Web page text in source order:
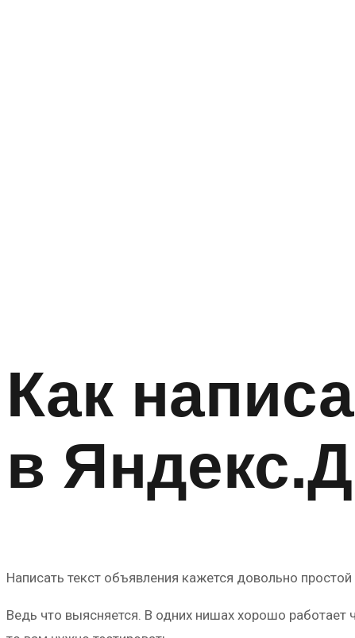
Как
в
Написать текст объявления кажется довольно
Ведь что выясняется. В одних нишах хорошо